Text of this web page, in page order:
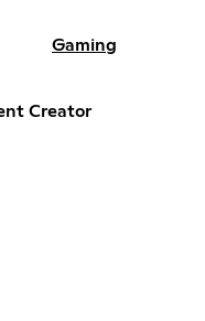
Gaming
Creator